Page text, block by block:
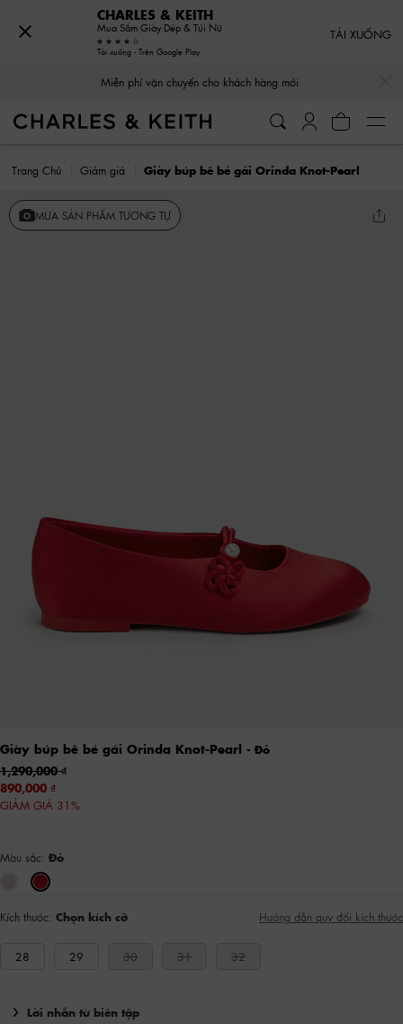
Miễn phí vận chuyển cho khách hàng mới
Trang Chủ Giảm giá Giày búp bê bé gái Orinda Knot-Pearl
MUA SẢN PHẨM TƯƠNG TỰ
Giày búp bê bé gái Orinda Knot-Pearl - Đỏ
1,290,000
890,000
GIẢM GIÁ 31%
Màu sắc: Đỏ
Kích thước: Chọn kích cỡ Hướng dẫn quy đổi kích thước
28 29 30 31 32
Lời nhắn từ biên tập
CHARLES & KEITH
Mua Sắm Giày Dép & Túi Nữ
Tải xuống - Trên Google Play
TẢI XUỐNG